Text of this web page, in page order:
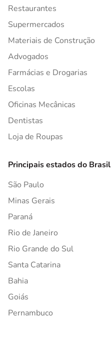
Restaurantes
Supermercados
Materiais de Construção
Advogados
Farmácias e Drogarias
Escolas
Oficinas Mecânicas
Dentistas
Loja de Roupas
Principais estados do Brasil
São Paulo
Minas Gerais
Paraná
Rio de Janeiro
Rio Grande do Sul
Santa Catarina
Bahia
Goiás
Pernambuco